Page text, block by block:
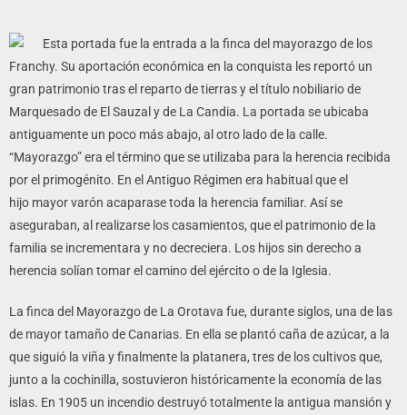
Esta portada fue la entrada a la finca del mayorazgo de los
Franchy. Su aportación económica en la conquista les reportó un
gran patrimonio tras el reparto de tierras y el título nobiliario de
Marquesado de El Sauzal y de La Candia. La portada se ubicaba
antiguamente un poco más abajo, al otro lado de la calle.
“Mayorazgo” era el término que se utilizaba para la herencia recibida
por el primogénito. En el Antiguo Régimen era habitual que el
hijo mayor varón acaparase toda la herencia familiar. Así se
aseguraban, al realizarse los casamientos, que el patrimonio de la
familia se incrementara y no decreciera. Los hijos sin derecho a
herencia solían tomar el camino del ejército o de la Iglesia.
La finca del Mayorazgo de La Orotava fue, durante siglos, una de las
de mayor tamaño de Canarias. En ella se plantó caña de azúcar, a la
que siguió la viña y finalmente la platanera, tres de los cultivos que,
junto a la cochinilla, sostuvieron históricamente la economía de las
islas. En 1905 un incendio destruyó totalmente la antigua mansión y